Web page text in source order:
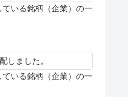
ている銘柄（企業）の一
しました。
ている銘柄（企業）の一